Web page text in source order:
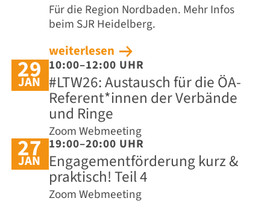
Für die Region Nordbaden. Mehr Infos
beim SJR Heidelberg.
weiterlesen
29
JAN
10:00–12:00 UHR
#LTW26: Austausch für die ÖA-
Referent*innen der Verbände
und Ringe
Zoom Webmeeting
27
JAN
19:00–20:00 UHR
Engagementförderung kurz &
praktisch! Teil 4
Zoom Webmeeting